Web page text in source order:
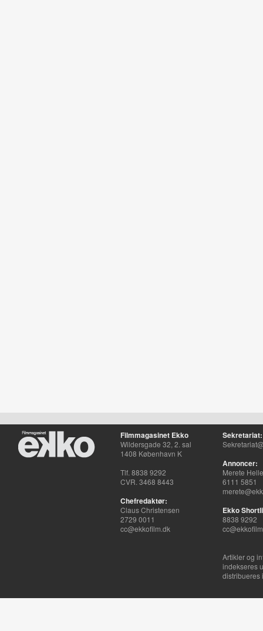
Filmmagasinet Ekko
Wildersgade 32, 2. sal
1408 København K
Tlf. 8838 9292
CVR. 3468 8443
Chefredaktør:
Claus Christensen
2729 0011
cc@ekkofilm.dk
Sekretariat:
Annoncer:
Merete
6111 5851
Ekko
8838 9292
Artikler og
indekseres
distribueres